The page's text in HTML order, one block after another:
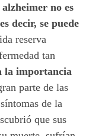
no es
decir, se puede
reserva
tan
la importancia
parte de las
de la
que sus